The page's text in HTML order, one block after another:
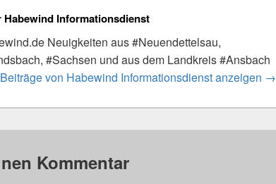
Habewind Informationsdienst
Neuigkeiten aus #Neuendettelsau,
#Sachsen und aus dem Landkreis #Ansbach
von Habewind Informationsdienst anzeigen →
Kommentar